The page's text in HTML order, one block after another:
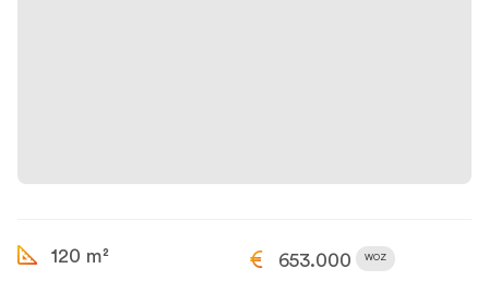
120 m² 653.000 WOZ